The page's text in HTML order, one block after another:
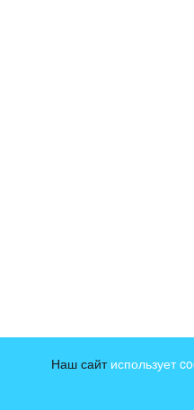
Наш сайт использует